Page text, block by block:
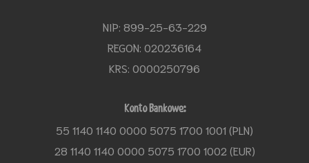
NIP: 899-25-63-229
REGON: 020236164
KRS: 0000250796
Konto Bankowe:
55 1140 1140 0000 5075 1700 1001 (PLN)
28 1140 1140 0000 5075 1700 1002 (EUR)